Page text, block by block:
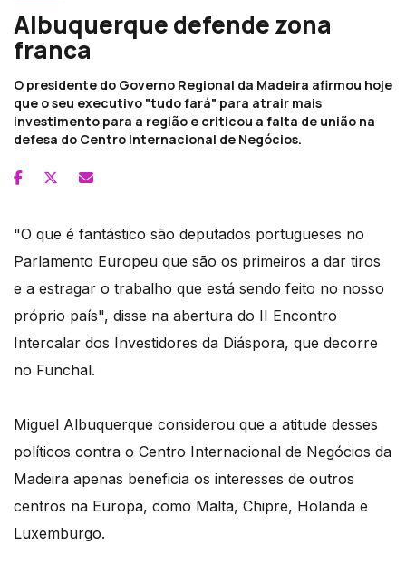
Albuquerque defende zona
franca
O presidente do Governo Regional da Madeira afirmou hoje
que o seu executivo "tudo fará" para atrair mais
investimento para a região e criticou a falta de união na
defesa do Centro Internacional de Negócios.
"O que é fantástico são deputados portugueses no
Parlamento Europeu que são os primeiros a dar tiros
e a estragar o trabalho que está sendo feito no nosso
próprio país", disse na abertura do II Encontro
Intercalar dos Investidores da Diáspora, que decorre
no Funchal.
Miguel Albuquerque considerou que a atitude desses
políticos contra o Centro Internacional de Negócios da
Madeira apenas beneficia os interesses de outros
centros na Europa, como Malta, Chipre, Holanda e
Luxemburgo.